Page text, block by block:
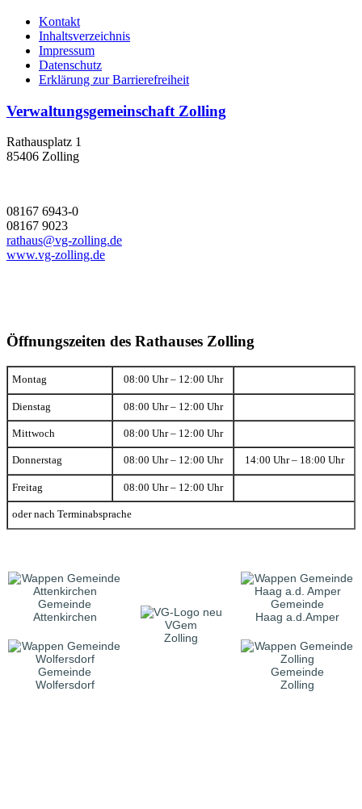
Kontakt
Inhaltsverzeichnis
Impressum
Datenschutz
Erklärung zur Barrierefreiheit
Verwaltungsgemeinschaft Zolling
Rathausplatz 1
85406 Zolling
08167 6943-0
08167 9023
rathaus@vg-zolling.de
www.vg-zolling.de
Öffnungszeiten des Rathauses Zolling
Montag 08:00 Uhr – 12:00 Uhr
Dienstag 08:00 Uhr – 12:00 Uhr
Mittwoch 08:00 Uhr – 12:00 Uhr
Donnerstag 08:00 Uhr – 12:00 Uhr 14:00 Uhr – 18:00 Uhr
Freitag 08:00 Uhr – 12:00 Uhr
oder nach Terminabsprache
Gemeinde
Attenkirchen
VGem
Zolling
Gemeinde
Haag a.d.Amper
Gemeinde
Wolfersdorf
Gemeinde
Zolling